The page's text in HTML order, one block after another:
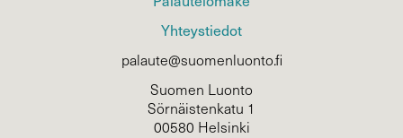
Yhteystiedot
palaute@suomenluonto.fi
Suomen Luonto
Sörnäistenkatu 1
00580 Helsinki